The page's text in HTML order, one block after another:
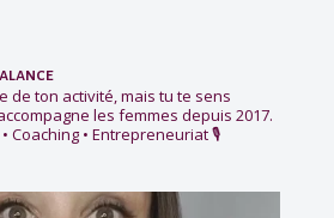
de ton activité, mais tu te sens
les femmes depuis 2017.
Coaching • Entrepreneuriat🎙️